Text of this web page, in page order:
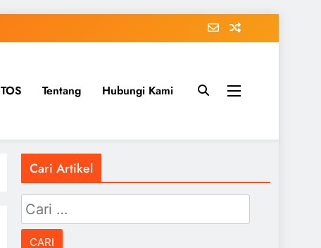
TOS Tentang Hubungi Kami
Cari Artikel
Cari
untuk: